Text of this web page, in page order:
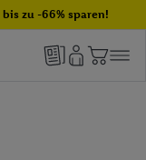
zu -66% sparen!